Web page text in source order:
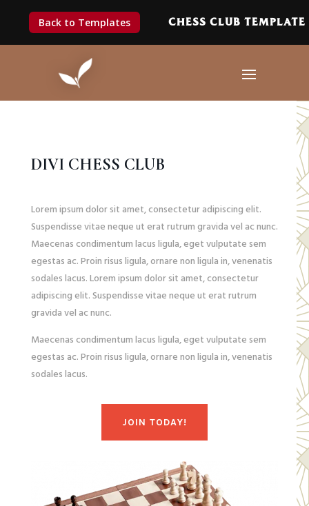
Back to Templates CHESS CLUB TEMPLATE
DIVI CHESS CLUB
Lorem ipsum dolor sit amet, consectetur adipiscing elit.
Suspendisse vitae neque ut erat rutrum gravida vel ac nunc.
Maecenas condimentum lacus ligula, eget vulputate sem
egestas ac. Proin risus ligula, ornare non ligula in, venenatis
sodales lacus. Lorem ipsum dolor sit amet, consectetur
adipiscing elit. Suspendisse vitae neque ut erat rutrum
gravida vel ac nunc.
Maecenas condimentum lacus ligula, eget vulputate sem
egestas ac. Proin risus ligula, ornare non ligula in, venenatis
sodales lacus.
JOIN TODAY!